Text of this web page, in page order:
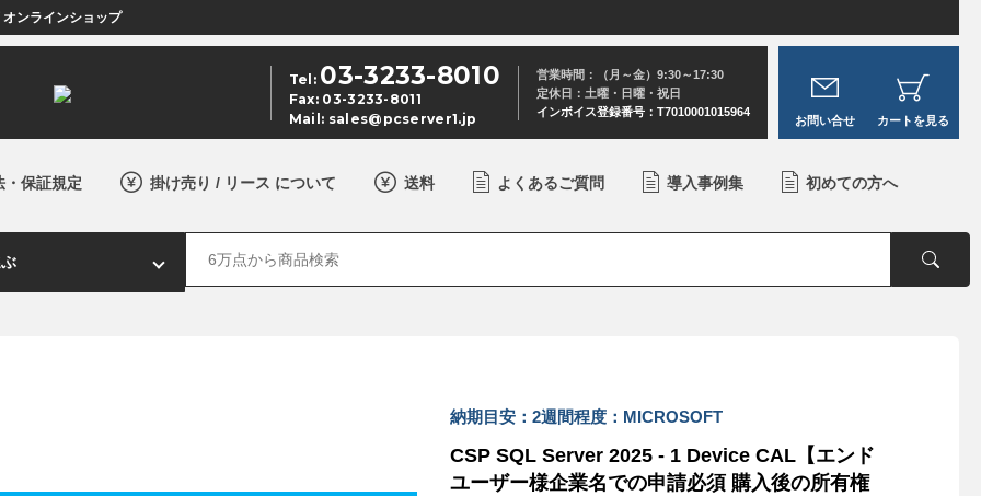
ンラインショップ
Tel: 03-3233-8010
Fax: 03-3233-8011
Mail: sales@pcserver1.jp
営業時間：（月～金）9:30～17:30
定休日：土曜・日曜・祝日
インボイス登録番号：T7010001015964
お問い合せ カートを見る
・保証規定 掛け売り / リース について 送料 よくあるご質問 導入事例集 初めての方へ
納期目安：2週間程度：MICROSOFT
CSP SQL Server 2025 - 1 Device CAL【エンド
ユーザー様企業名での申請必須 購入後の所有権